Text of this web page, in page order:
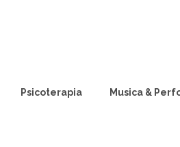
Psicoterapia Musica &